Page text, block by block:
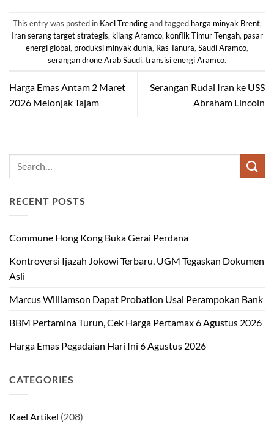
This entry was posted in Kael Trendingand tagged harga minyak Brent,
Iran serang target strategis, kilang Aramco, konflik Timur Tengah, pasar
energi global, produksi minyak dunia, Ras Tanura, Saudi Aramco,
serangan drone Arab Saudi, transisi energi Aramco.
Harga Emas Antam 2 Maret
2026 Melonjak Tajam
Serangan Rudal Iran ke USS
Abraham Lincoln
RECENT POSTS
Commune Hong Kong Buka Gerai Perdana
Kontroversi Ijazah Jokowi Terbaru, UGM Tegaskan Dokumen
Asli
Marcus Williamson Dapat Probation Usai Perampokan Bank
BBM Pertamina Turun, Cek Harga Pertamax 6 Agustus 2026
Harga Emas Pegadaian Hari Ini 6 Agustus 2026
CATEGORIES
Kael Artikel (208)